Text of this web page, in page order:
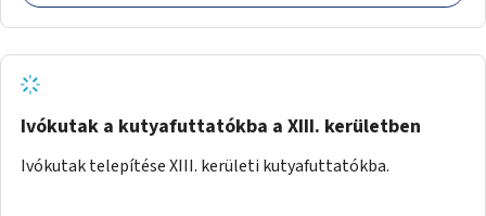
Ivókutak a kutyafuttatókba a XIII. kerületben
Ivókutak telepítése XIII. kerületi kutyafuttatókba.